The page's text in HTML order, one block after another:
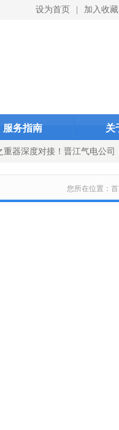
设为首页 加入收藏
服务指南 关
重器深度对接！晋江气电公
您所在位置：